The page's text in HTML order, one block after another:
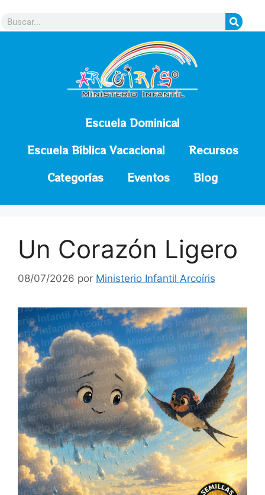
Escuela Dominical
Escuela Bíblica Vacacional
Recursos
Categorías
Eventos Blog
Un Corazón Ligero
08/07/2026 por Ministerio Infantil Arcoíris